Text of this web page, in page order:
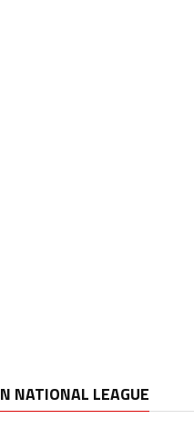
NATIONAL LEAGUE